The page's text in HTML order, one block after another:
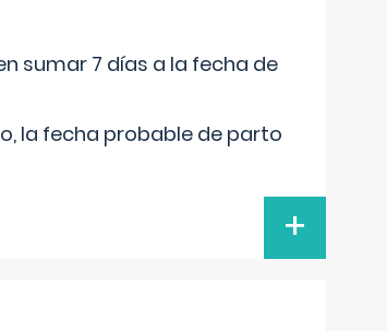
sumar 7 días a la fecha de
la fecha probable de parto
+